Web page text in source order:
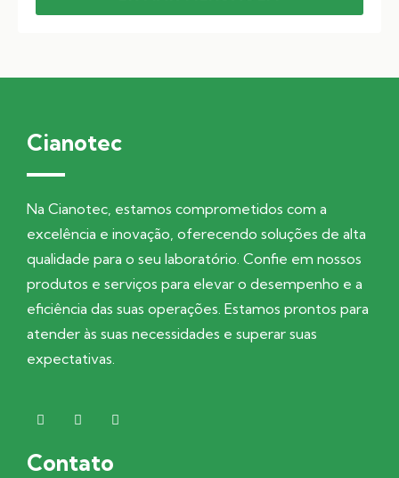
Cianotec
Na Cianotec, estamos comprometidos com a
excelência e inovação, oferecendo soluções de alta
qualidade para o seu laboratório. Confie em nossos
produtos e serviços para elevar o desempenho e a
eficiência das suas operações. Estamos prontos para
atender às suas necessidades e superar suas
expectativas.
Contato